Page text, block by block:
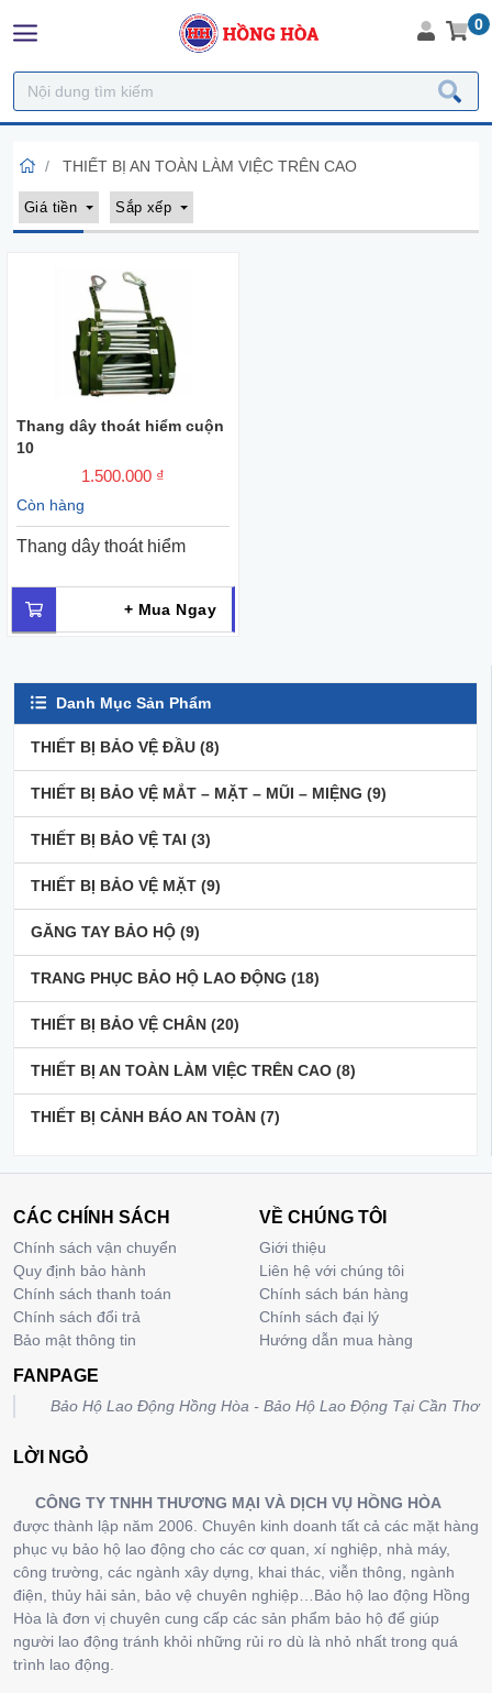
0
Danh Mục Sản Phẩm
THIẾT BỊ BẢO VỆ ĐẦU (8)
THIẾT BỊ BẢO VỆ MẮT – MẶT – MŨI – MIỆNG (9)
THIẾT BỊ BẢO VỆ TAI (3)
THIẾT BỊ BẢO VỆ MẶT (9)
GĂNG TAY BẢO HỘ (9)
TRANG PHỤC BẢO HỘ LAO ĐỘNG (18)
THIẾT BỊ BẢO VỆ CHÂN (20)
THIẾT BỊ AN TOÀN LÀM VIỆC TRÊN CAO (8)
THIẾT BỊ CẢNH BÁO AN TOÀN (7)
THIẾT BỊ AN TOÀN LÀM VIỆC TRÊN CAO
Giá tiền Sắp xếp
Thang dây thoát hiểm cuộn
10
1.500.000 ₫
Còn hàng
Thang dây thoát hiểm
+ Mua Ngay
CÁC CHÍNH SÁCH
Chính sách vận chuyển
Quy định bảo hành
Chính sách thanh toán
Chính sách đổi trả
Bảo mật thông tin
VỀ CHÚNG TÔI
Giới thiệu
Liên hệ với chúng tôi
Chính sách bán hàng
Chính sách đại lý
Hướng dẫn mua hàng
FANPAGE
Bảo Hộ Lao Động Hồng Hòa - Bảo Hộ Lao Động Tại Cần Thơ
LỜI NGỎ
CÔNG TY TNHH THƯƠNG MẠI VÀ DỊCH VỤ HỒNG HÒA
được thành lập năm 2006. Chuyên kinh doanh tất cả các mặt hàng
phục vụ bảo hộ lao động cho các cơ quan, xí nghiệp, nhà máy,
công trường, các ngành xây dựng, khai thác, viễn thông, ngành
điện, thủy hải sản, bảo vệ chuyên nghiệp…Bảo hộ lao động Hồng
Hòa là đơn vị chuyên cung cấp các sản phẩm bảo hộ để giúp
người lao động tránh khỏi những rủi ro dù là nhỏ nhất trong quá
trình lao động.